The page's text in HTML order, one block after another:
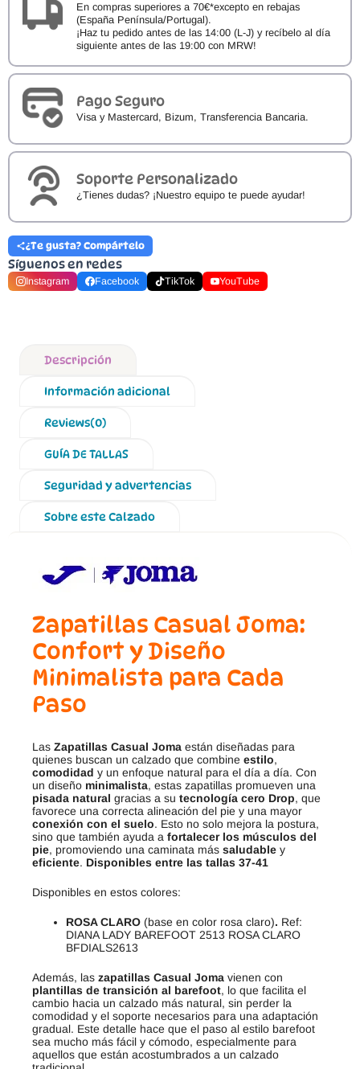
En compras superiores a 70€*excepto en rebajas
(España Península/Portugal).
¡Haz tu pedido antes de las 14:00 (L-J) y recíbelo al día
siguiente antes de las 19:00 con MRW!
Pago Seguro
Visa y Mastercard, Bizum, Transferencia Bancaria.
Soporte Personalizado
¿Tienes dudas? ¡Nuestro equipo te puede ayudar!
¿Te gusta? Compártelo
Síguenos en redes
Instagram Facebook TikTok YouTube
Descripción
Información adicional
Reviews(0)
GUÍA DE TALLAS
Seguridad y advertencias
Sobre este Calzado
Zapatillas Casual Joma:
Confort y Diseño
Minimalista para Cada
Paso
Las Zapatillas Casual Joma están diseñadas para
quienes buscan un calzado que combine estilo,
comodidad y un enfoque natural para el día a día. Con
un diseño minimalista, estas zapatillas promueven una
pisada natural gracias a su tecnología cero Drop, que
favorece una correcta alineación del pie y una mayor
conexión con el suelo. Esto no solo mejora la postura,
sino que también ayuda a fortalecer los músculos del
pie, promoviendo una caminata más saludable y
eficiente. Disponibles entre las tallas 37-41
Disponibles en estos colores:
ROSA CLARO (base en color rosa claro). Ref:
DIANA LADY BAREFOOT 2513 ROSA CLARO
BFDIALS2613
Además, las zapatillas Casual Joma vienen con
plantillas de transición al barefoot, lo que facilita el
cambio hacia un calzado más natural, sin perder la
comodidad y el soporte necesarios para una adaptación
gradual. Este detalle hace que el paso al estilo barefoot
sea mucho más fácil y cómodo, especialmente para
aquellos que están acostumbrados a un calzado